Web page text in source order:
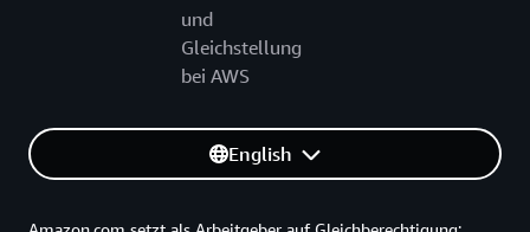
und
Gleichstellung
bei AWS
English